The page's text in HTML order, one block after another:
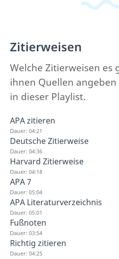
Zitierweisen
Welche Zitierweisen es
ihnen Quellen
in dieser Playlist.
APA zitieren
Dauer: 04:21
Deutsche Zitierweise
Dauer: 04:36
Harvard Zitierweise
Dauer: 04:18
APA 7
Dauer: 05:04
APA Literaturverzeichnis
Dauer: 05:01
Fußnoten
Dauer: 03:54
Richtig zitieren
Dauer: 04:25